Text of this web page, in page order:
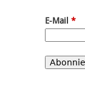
E-Mail *